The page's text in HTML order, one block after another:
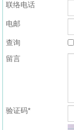
联络电话
电邮
查询
留言
验证码*